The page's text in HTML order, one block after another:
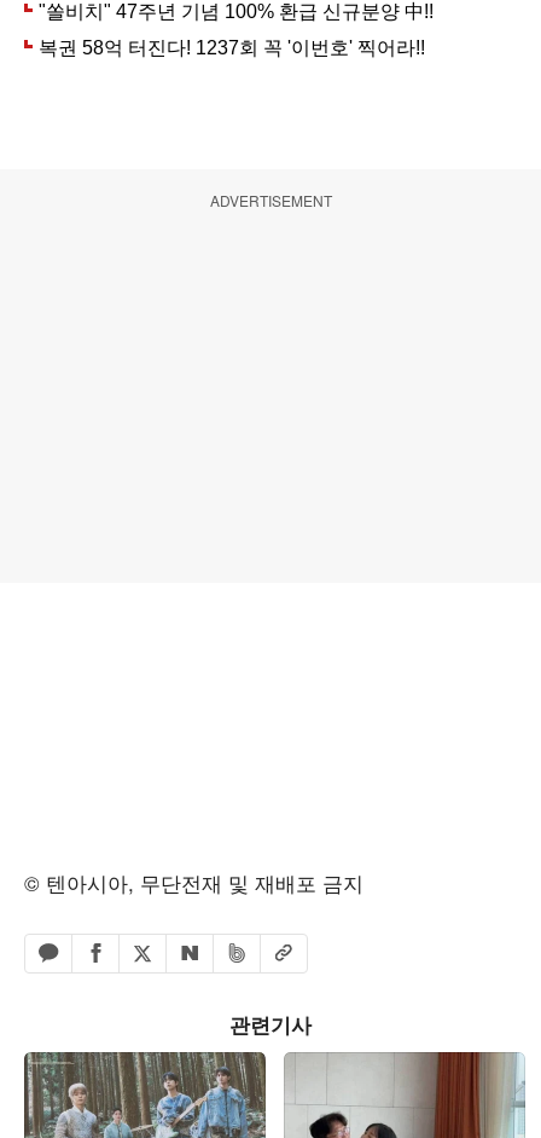
ADVERTISEMENT
© 텐아시아, 무단전재 및 재배포 금지
카카오톡 공유하기
페이스북 공유하기
엑스 공유하기
네이버 공유하기
밴드 공유하기
URL복사
관련기사